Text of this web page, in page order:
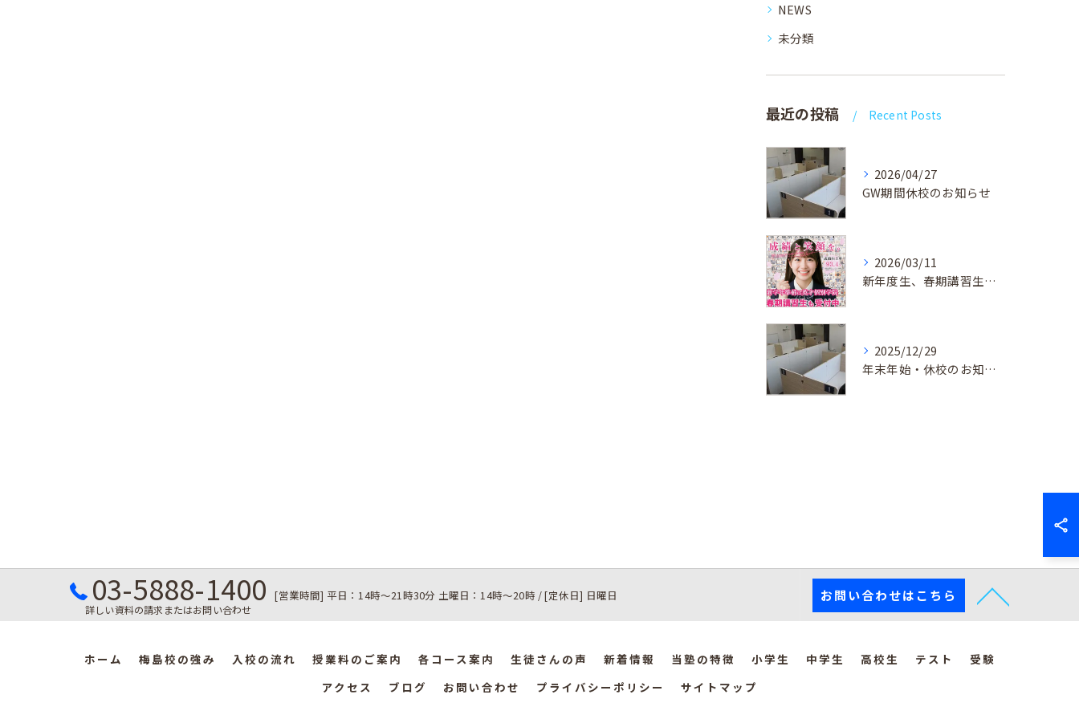
NEWS
未分類
最近の投稿 Recent Posts
2026/04/27
GW期間休校のお知らせ
2026/03/11
新年度生、春期講習生 受付中！
2025/12/29
年末年始・休校のお知らせ
03-5888-1400
詳しい資料の請求またはお問い合わせ
[営業時間] 平日：14時～21時30分 土曜日：14時～20時 / [定休日] 日曜日 お問い合わせはこちら
ホーム 梅島校の強み 入校の流れ 授業料のご案内 各コース案内 生徒さんの声 新着情報 当塾の特徴 小学生 中学生 高校生 テスト
受験
アクセス
ブログ お問い合わせ プライバシーポリシー サイトマップ